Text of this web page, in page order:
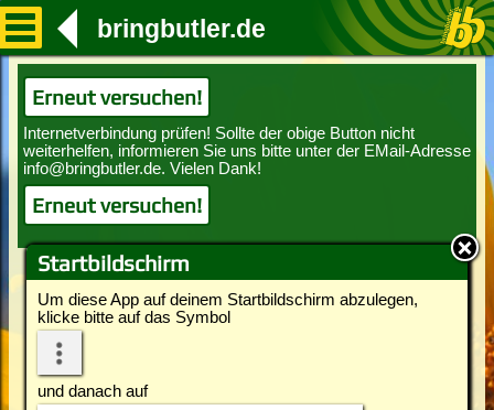
Startbildschirm
Um diese App auf deinem Startbildschirm abzulegen,
klicke bitte auf das Symbol
und danach auf
bringbutler.de
Erneut versuchen!
Erneut versuchen!